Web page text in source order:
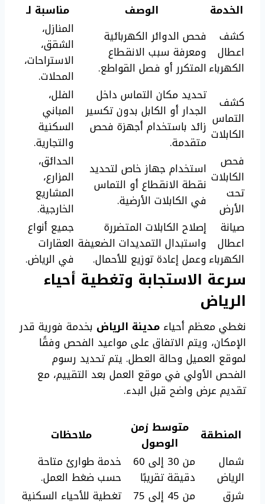
الخدمة
الوصف
مناسبة لـ
كشف
اعطال
الكهرباء
فحص الدوائر الكهربائية
ومعرفة سبب الانقطاع
المتكرر أو فصل القواطع.
المنازل،
الشقق،
الاستراحات،
المحلات.
كشف
التماس
الكابلات
تحديد مكان التماس داخل
الجدار أو الكابل بدون تكسير
زائد باستخدام أجهزة فحص
متقدمة.
الفلل،
المباني
السكنية
والتجارية.
فحص
الكابلات
تحت
الأرض
استخدام جهاز خاص لتحديد
نقطة الانقطاع أو التماس
في الكابلات الأرضية.
الحدائق،
المزارع،
المشاريع
الخارجية.
صيانة
اعطال
الكهرباء
إصلاح الكابلات المتضررة
واستبدال التمديدات الضعيفة
وعمل إعادة توزيع للأحمال.
جميع أنواع
العقارات
في الرياض.
سرعة الاستجابة وتغطية أحياء
الرياض
نغطي معظم أحياء مدينة الرياض بخدمة فورية قدر
الإمكان، ويتم الاتفاق على مواعيد الفحص وفقًا
لموقع العميل وحالة العطل. يتم تحديد رسوم
الفحص الأولي في موقع العمل بعد التقييم، مع
تقديم عرض واضح قبل البدء.
المنطقة
متوسط زمن
الوصول
ملاحظات
شمال
الرياض
من 30 إلى 60
دقيقة تقريبًا
خدمة طوارئ متاحة
حسب ضغط العمل.
شرق
من 45 إلى 75
تغطية للأحياء السكنية